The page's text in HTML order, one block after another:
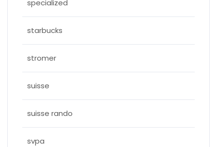
specialized
starbucks
stromer
suisse
suisse rando
svpa